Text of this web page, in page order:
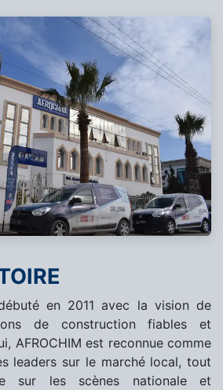
en 2011 avec la vision de
de construction fiables et
AFROCHIM est reconnue comme
leaders sur le marché local, tout
sur les scènes nationale et